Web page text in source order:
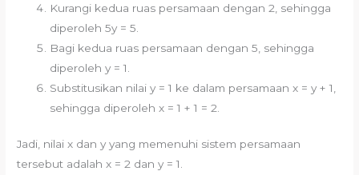
Kurangi kedua ruas persamaan dengan 2, sehingga
diperoleh 5y = 5.
Bagi kedua ruas persamaan dengan 5, sehingga
diperoleh y = 1.
Substitusikan nilai y = 1 ke dalam persamaan x = y + 1,
sehingga diperoleh x = 1 + 1 = 2.
Jadi, nilai x dan y yang memenuhi sistem persamaan
tersebut adalah x = 2 dan y = 1.